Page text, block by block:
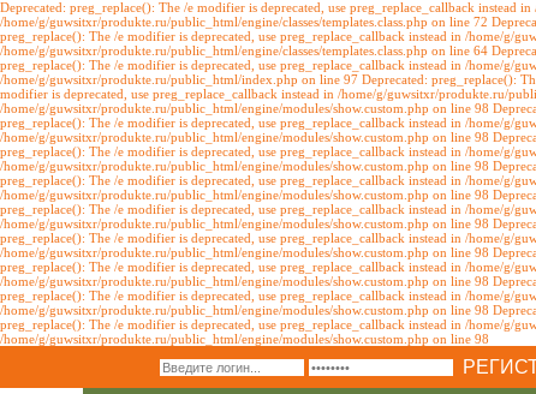
Deprecated: preg_replace(): The /e modifier is deprecated, use preg_replace_callback instead
/home/g/guwsitxr/produkte.ru/public_html/engine/classes/templates.class.php on line 72
preg_replace(): The /e modifier is deprecated, use preg_replace_callback instead in /home/g/
/home/g/guwsitxr/produkte.ru/public_html/engine/classes/templates.class.php on line 64
preg_replace(): The /e modifier is deprecated, use preg_replace_callback instead in /home/g/
/home/g/guwsitxr/produkte.ru/public_html/index.php on line 97 Deprecated: preg_replace():
modifier is deprecated, use preg_replace_callback instead in /home/g/guwsitxr/produkte.ru/
/home/g/guwsitxr/produkte.ru/public_html/engine/modules/show.custom.php on line 98
preg_replace(): The /e modifier is deprecated, use preg_replace_callback instead in /home/g/
/home/g/guwsitxr/produkte.ru/public_html/engine/modules/show.custom.php on line 98
preg_replace(): The /e modifier is deprecated, use preg_replace_callback instead in /home/g/
/home/g/guwsitxr/produkte.ru/public_html/engine/modules/show.custom.php on line 98
preg_replace(): The /e modifier is deprecated, use preg_replace_callback instead in /home/g/
/home/g/guwsitxr/produkte.ru/public_html/engine/modules/show.custom.php on line 98
preg_replace(): The /e modifier is deprecated, use preg_replace_callback instead in /home/g/
/home/g/guwsitxr/produkte.ru/public_html/engine/modules/show.custom.php on line 98
preg_replace(): The /e modifier is deprecated, use preg_replace_callback instead in /home/g/
/home/g/guwsitxr/produkte.ru/public_html/engine/modules/show.custom.php on line 98
preg_replace(): The /e modifier is deprecated, use preg_replace_callback instead in /home/g/
/home/g/guwsitxr/produkte.ru/public_html/engine/modules/show.custom.php on line 98
preg_replace(): The /e modifier is deprecated, use preg_replace_callback instead in /home/g/
/home/g/guwsitxr/produkte.ru/public_html/engine/modules/show.custom.php on line 98
preg_replace(): The /e modifier is deprecated, use preg_replace_callback instead in /home/g/
/home/g/guwsitxr/produkte.ru/public_html/engine/modules/show.custom.php on line 98